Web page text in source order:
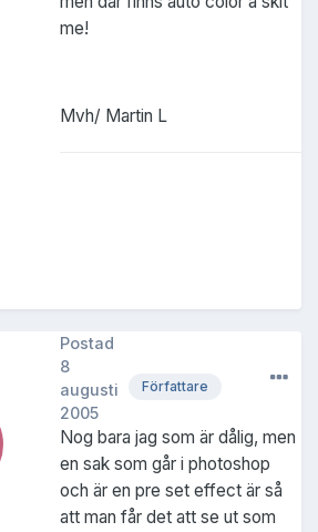
me!
Mvh/ Martin L
Författare
Postad
8
augusti
2005
Nog bara jag som är dålig, men
en sak som går i photoshop
och är en pre set effect är så
att man får det att se ut som